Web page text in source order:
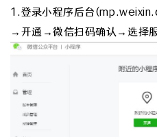
1.登录小程序后台
→开通→微信扫码确认→选择